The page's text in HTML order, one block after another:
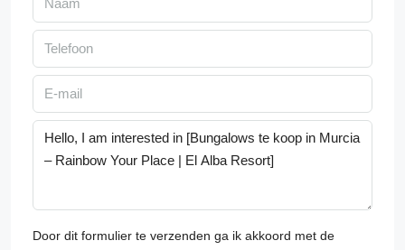
Door dit formulier te verzenden ga ik akkoord met de